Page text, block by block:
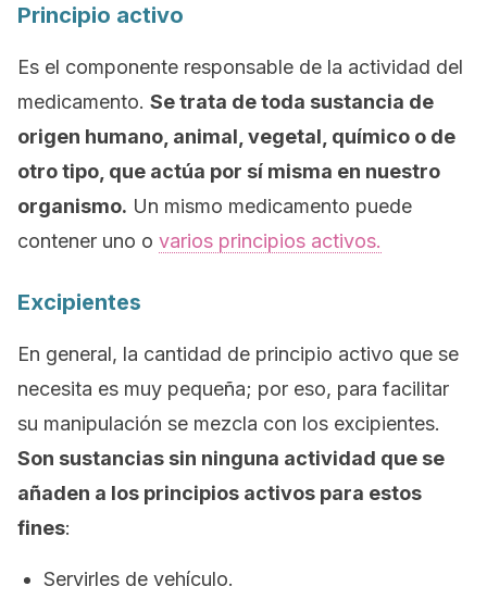
Principio activo
Es el componente responsable de la actividad del
medicamento. Se trata de toda sustancia de
origen humano, animal, vegetal, químico o de
otro tipo, que actúa por sí misma en nuestro
organismo. Un mismo medicamento puede
contener uno o varios principios activos.
Excipientes
En general, la cantidad de principio activo que se
necesita es muy pequeña; por eso, para facilitar
su manipulación se mezcla con los excipientes.
Son sustancias sin ninguna actividad que se
añaden a los principios activos para estos
fines:
Servirles de vehículo.